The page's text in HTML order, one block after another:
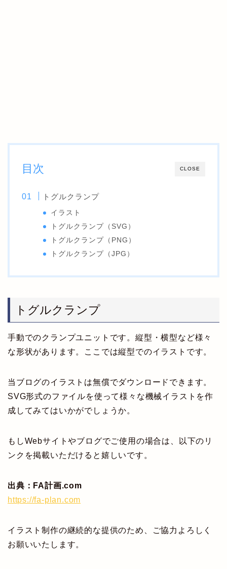
CLOSE
目次
トグルクランプ
イラスト
トグルクランプ（SVG）
トグルクランプ（PNG）
トグルクランプ（JPG）
トグルクランプ
手動でのクランプユニットです。縦型・横型など様々
な形状があります。ここでは縦型でのイラストです。
当ブログのイラストは無償でダウンロードできます。
SVG形式のファイルを使って様々な機械イラストを作
成してみてはいかがでしょうか。
もしWebサイトやブログでご使用の場合は、以下のリ
ンクを掲載いただけると嬉しいです。
出典：FA計画.com
https://fa-plan.com
イラスト制作の継続的な提供のため、ご協力よろしく
お願いいたします。